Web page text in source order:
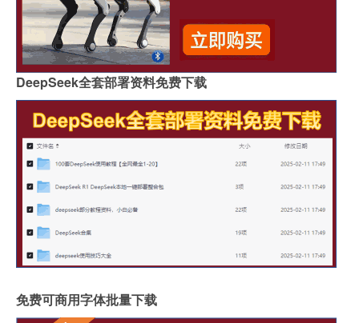
DeepSeek全套部署资料免费下载
免费可商用字体批量下载